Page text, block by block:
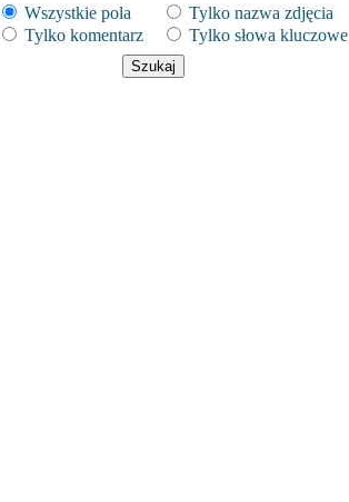
Wszystkie pola
Tylko nazwa zdjęcia
Tylko komentarz
Tylko słowa kluczowe